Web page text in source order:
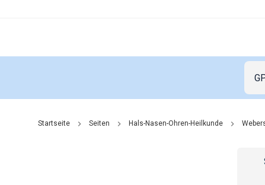
Startseite Seiten Hals-Nasen-Ohren-Heilkunde
Go